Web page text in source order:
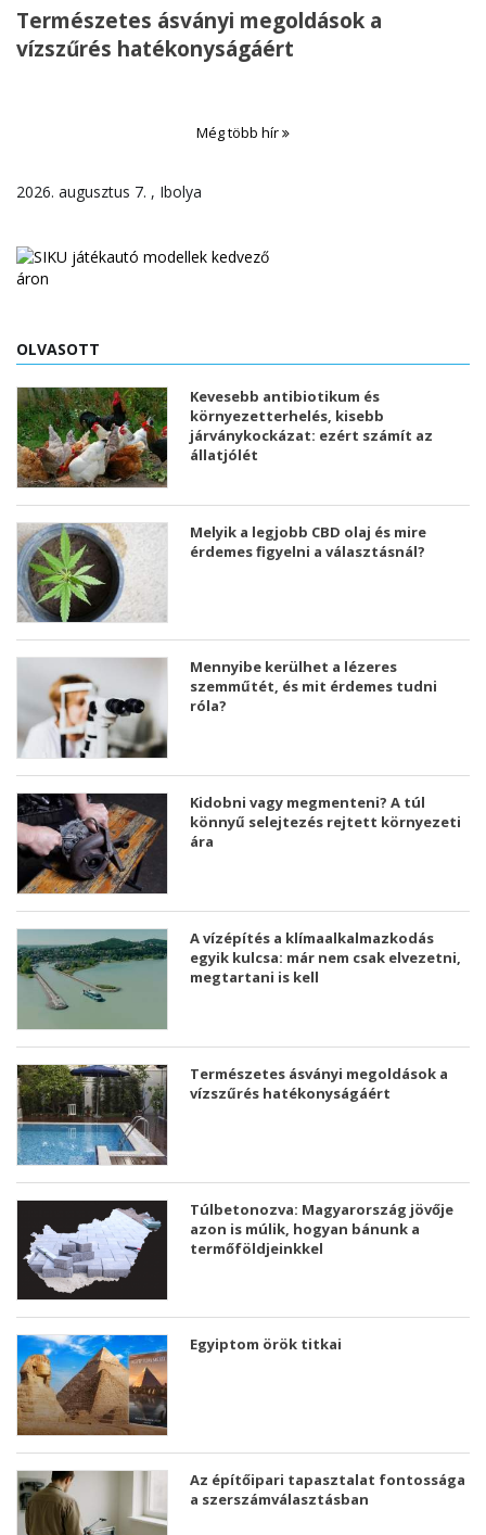
Természetes ásványi megoldások a
vízszűrés hatékonyságáért
Még több hír
2026. augusztus 7. , Ibolya
OLVASOTT
Kevesebb antibiotikum és
környezetterhelés, kisebb
járványkockázat: ezért számít az
állatjólét
Melyik a legjobb CBD olaj és mire
érdemes figyelni a választásnál?
Mennyibe kerülhet a lézeres
szemműtét, és mit érdemes tudni
róla?
Kidobni vagy megmenteni? A túl
könnyű selejtezés rejtett környezeti
ára
A vízépítés a klímaalkalmazkodás
egyik kulcsa: már nem csak elvezetni,
megtartani is kell
Természetes ásványi megoldások a
vízszűrés hatékonyságáért
Túlbetonozva: Magyarország jövője
azon is múlik, hogyan bánunk a
termőföldjeinkkel
Egyiptom örök titkai
Az építőipari tapasztalat fontossága
a szerszámválasztásban